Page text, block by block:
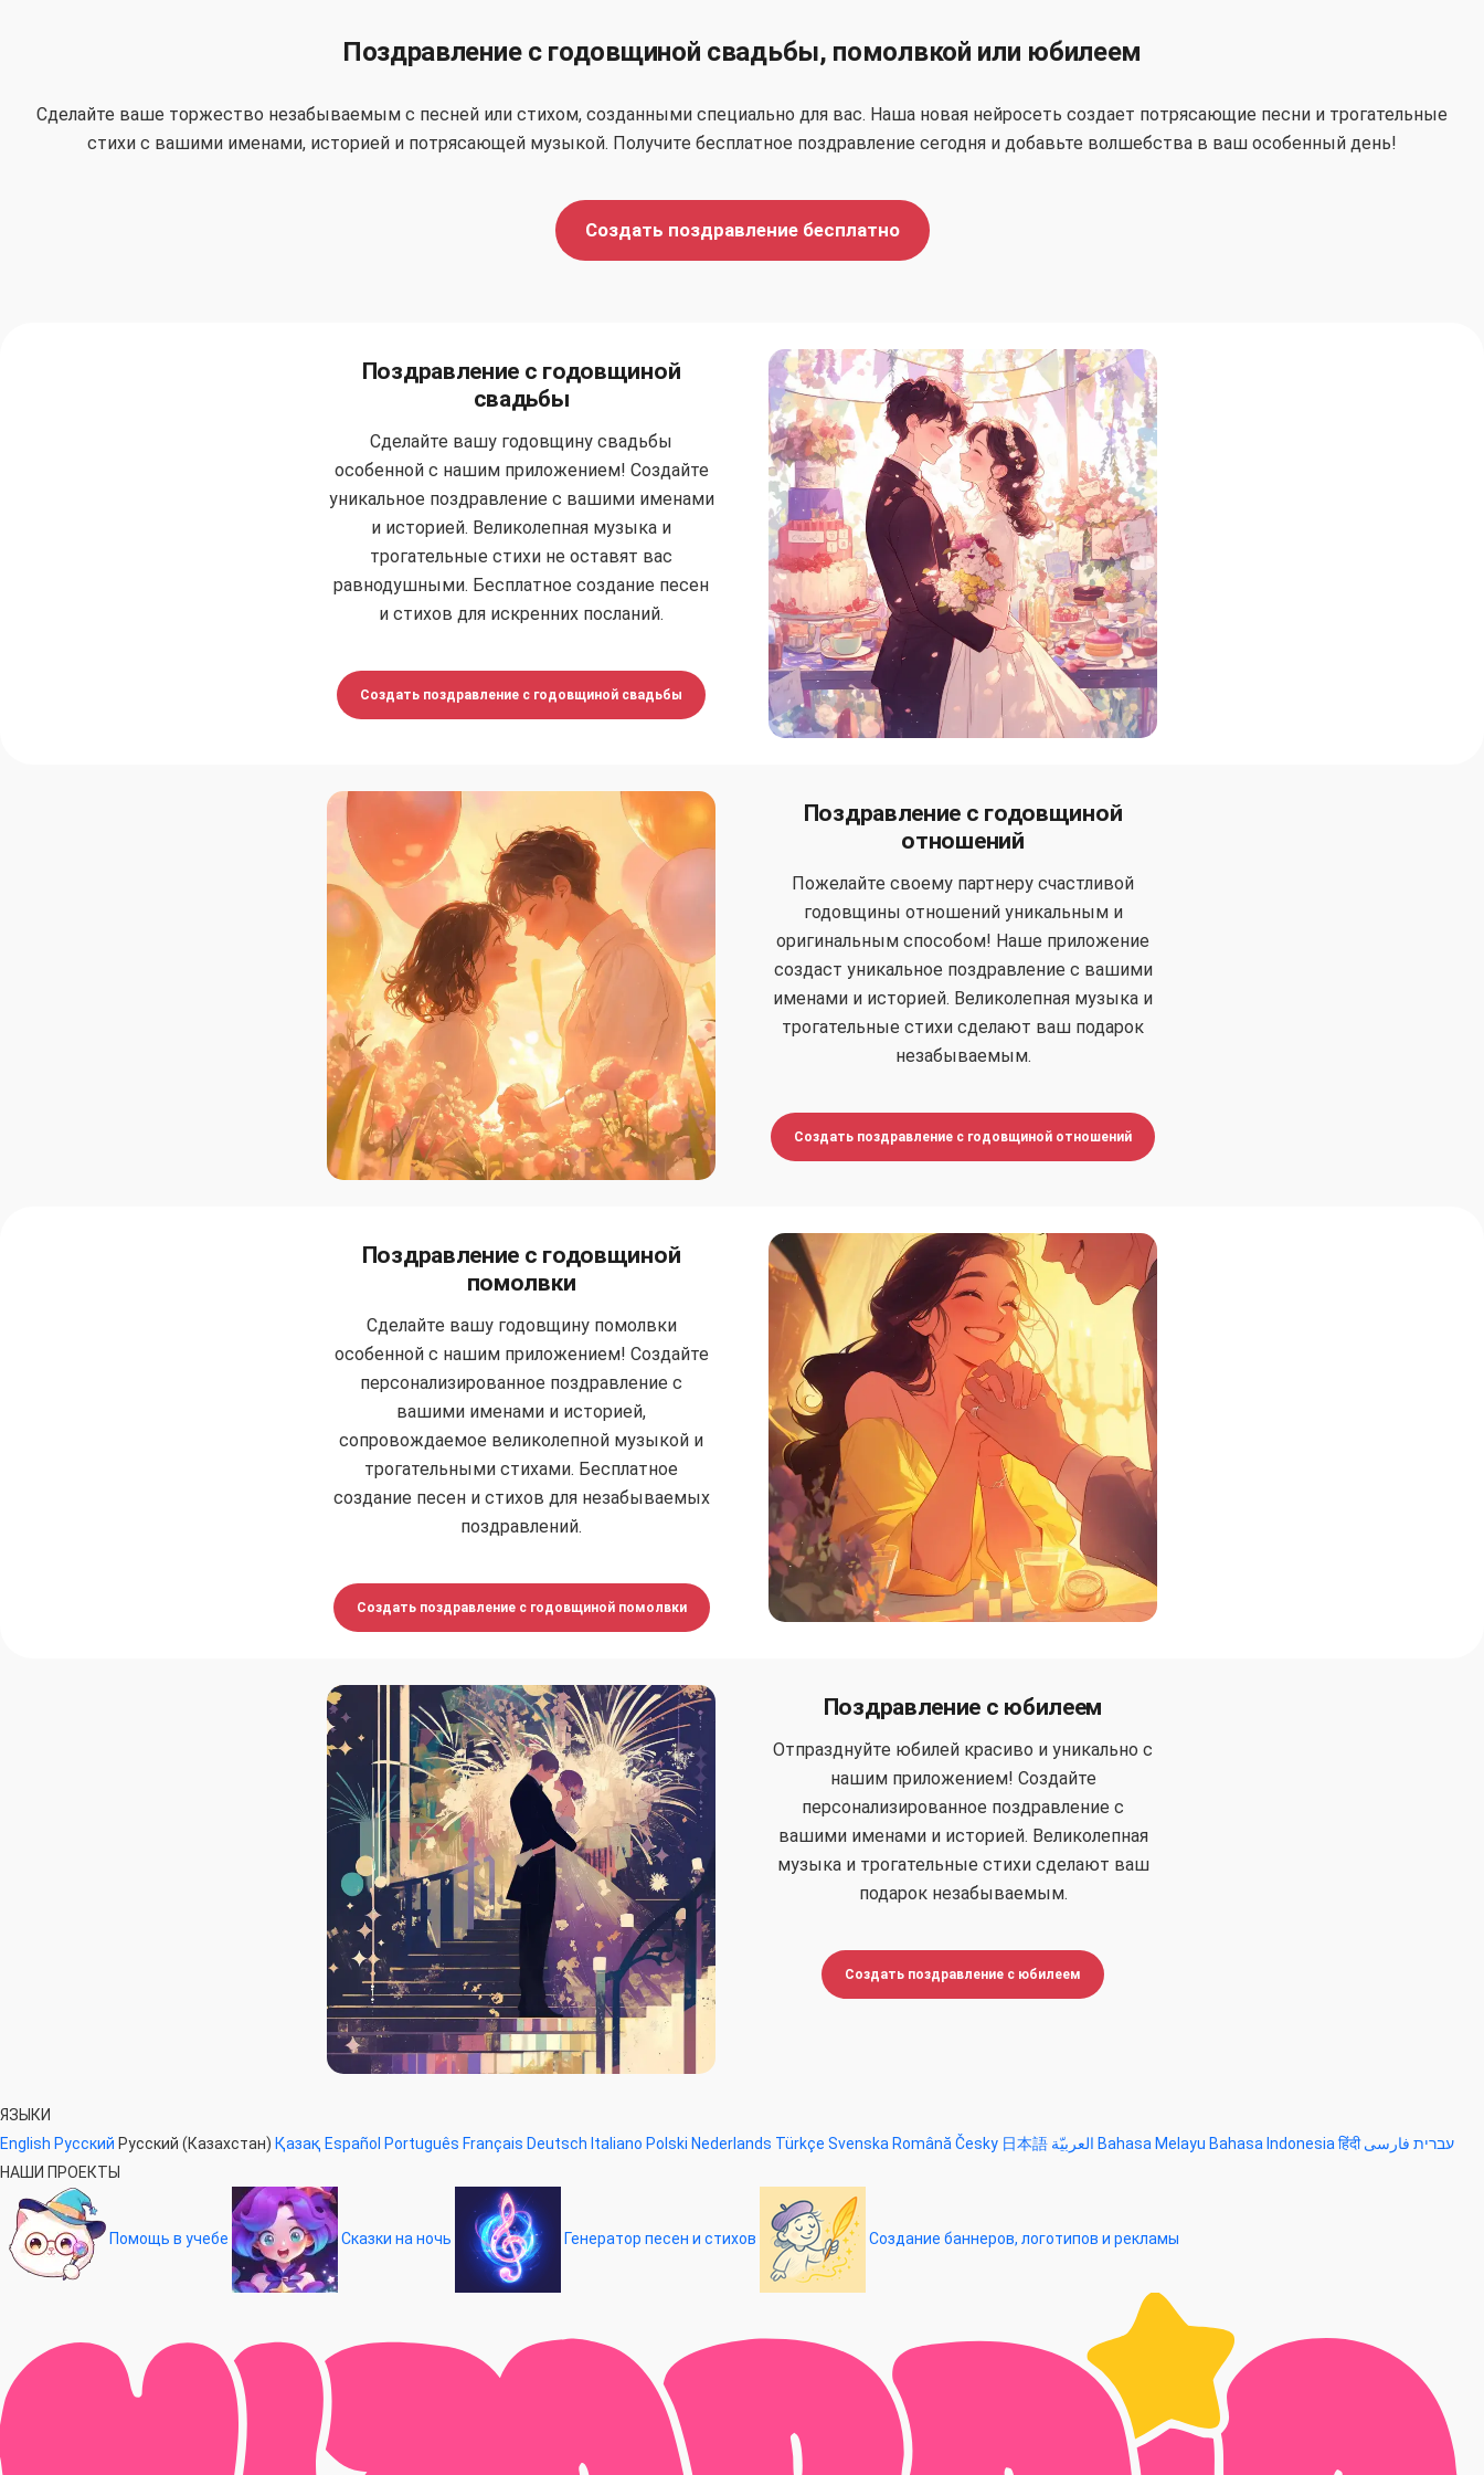
Поздравление с годовщиной свадьбы, помолвкой или юбилеем
Сделайте ваше торжество незабываемым с песней или стихом, созданными специально для вас. Наша новая нейросеть создает потрясающие песни и трогательные
стихи с вашими именами, историей и потрясающей музыкой. Получите бесплатное поздравление сегодня и добавьте волшебства в ваш особенный день!
Создать поздравление бесплатно
Поздравление с годовщиной
свадьбы
Сделайте вашу годовщину свадьбы
особенной с нашим приложением! Создайте
уникальное поздравление с вашими именами
и историей. Великолепная музыка и
трогательные стихи не оставят вас
равнодушными. Бесплатное создание песен
и стихов для искренних посланий.
Создать поздравление с годовщиной свадьбы
Поздравление с годовщиной
отношений
Пожелайте своему партнеру счастливой
годовщины отношений уникальным и
оригинальным способом! Наше приложение
создаст уникальное поздравление с вашими
именами и историей. Великолепная музыка и
трогательные стихи сделают ваш подарок
незабываемым.
Создать поздравление с годовщиной отношений
Поздравление с годовщиной
помолвки
Сделайте вашу годовщину помолвки
особенной с нашим приложением! Создайте
персонализированное поздравление с
вашими именами и историей,
сопровождаемое великолепной музыкой и
трогательными стихами. Бесплатное
создание песен и стихов для незабываемых
поздравлений.
Создать поздравление с годовщиной помолвки
Поздравление с юбилеем
Отпразднуйте юбилей красиво и уникально с
нашим приложением! Создайте
персонализированное поздравление с
вашими именами и историей. Великолепная
музыка и трогательные стихи сделают ваш
подарок незабываемым.
Создать поздравление с юбилеем
ЯЗЫКИ
English Русский Русский (Казахстан) Қазақ Español Português Français Deutsch Italiano Polski Nederlands Türkçe Svenska Română Česky 日本語 Bahasa Melayu Bahasa Indonesia हिंदी עברית فارسی
НАШИ ПРОЕКТЫ
Помощь в учебе Сказки на ночь Генератор песен и стихов Создание баннеров, логотипов и рекламы